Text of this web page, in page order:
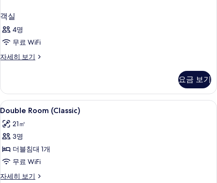
객실
4명
무료 WiFi
자세히 보기
객
히
보
기
요금 보기
Double
Room
(Classic)
사
진
모
두
2
Double Room (Classic)
21㎡
3명
더블침대 1개
무료 WiFi
자세히 보기
Double